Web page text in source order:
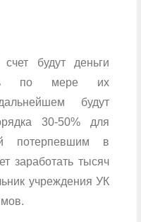
будут деньги
по мере их
будут
30-50% для
потерпевшим в
заработать тысяч
учреждения УК